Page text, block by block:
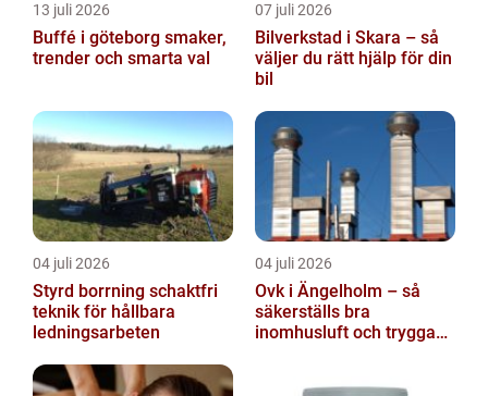
13 juli 2026
Buffé i göteborg smaker,
trender och smarta val
07 juli 2026
Bilverkstad i Skara – så
väljer du rätt hjälp för din
bil
04 juli 2026
Styrd borrning schaktfri
teknik för hållbara
ledningsarbeten
04 juli 2026
Ovk i Ängelholm – så
säkerställs bra
inomhusluft och trygga